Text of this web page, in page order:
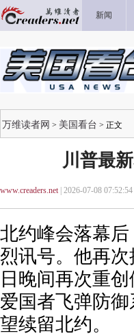
新闻
万维读者网 > 美国看台 > 正文
川普最
www.creaders.net| 2026-07-08
北约峰会落幕
烈讯号。他再
日晚间再次重
爱国者飞弹防
望续留北约。